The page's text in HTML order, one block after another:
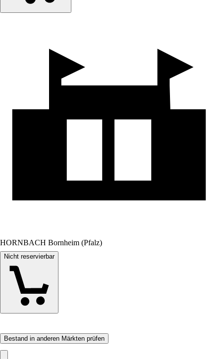
HORNBACH Bornheim (Pfalz)
Nicht reservierbar
Bestand in anderen Märkten prüfen